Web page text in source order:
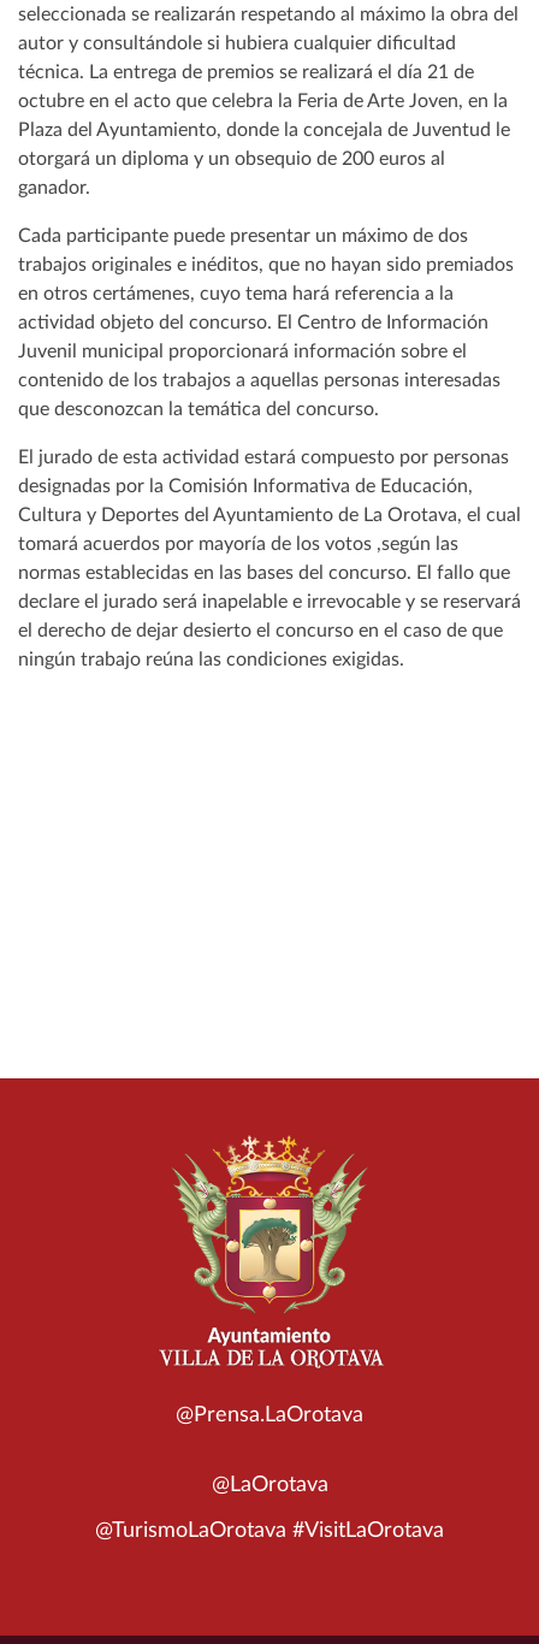
seleccionada se realizarán respetando al máximo la obra del
autor y consultándole si hubiera cualquier dificultad
técnica. La entrega de premios se realizará el día 21 de
octubre en el acto que celebra la Feria de Arte Joven, en la
Plaza del Ayuntamiento, donde la concejala de Juventud le
otorgará un diploma y un obsequio de 200 euros al
ganador.
Cada participante puede presentar un máximo de dos
trabajos originales e inéditos, que no hayan sido premiados
en otros certámenes, cuyo tema hará referencia a la
actividad objeto del concurso. El Centro de Información
Juvenil municipal proporcionará información sobre el
contenido de los trabajos a aquellas personas interesadas
que desconozcan la temática del concurso.
El jurado de esta actividad estará compuesto por personas
designadas por la Comisión Informativa de Educación,
Cultura y Deportes del Ayuntamiento de La Orotava, el cual
tomará acuerdos por mayoría de los votos ,según las
normas establecidas en las bases del concurso. El fallo que
declare el jurado será inapelable e irrevocable y se reservará
el derecho de dejar desierto el concurso en el caso de que
ningún trabajo reúna las condiciones exigidas.
@Prensa.LaOrotava
@LaOrotava
@TurismoLaOrotava #VisitLaOrotava